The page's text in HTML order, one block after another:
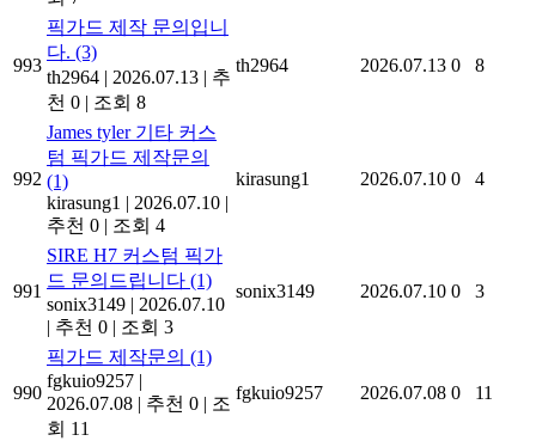
993
픽가드 제작 문의입니
다. (3)
th2964 | 2026.07.13 | 추
천 0 | 조회 8
th2964 2026.07.13 0 8
992
James tyler 기타 커스
텀 픽가드 제작문의
(1)
kirasung1 | 2026.07.10 |
추천 0 | 조회 4
kirasung1 2026.07.10 0 4
991
SIRE H7 커스텀 픽가
드 문의드립니다 (1)
sonix3149 | 2026.07.10
| 추천 0 | 조회 3
sonix3149 2026.07.10 0 3
990
픽가드 제작문의 (1)
fgkuio9257 |
2026.07.08 | 추천 0 | 조
회 11
fgkuio9257 2026.07.08 0 11